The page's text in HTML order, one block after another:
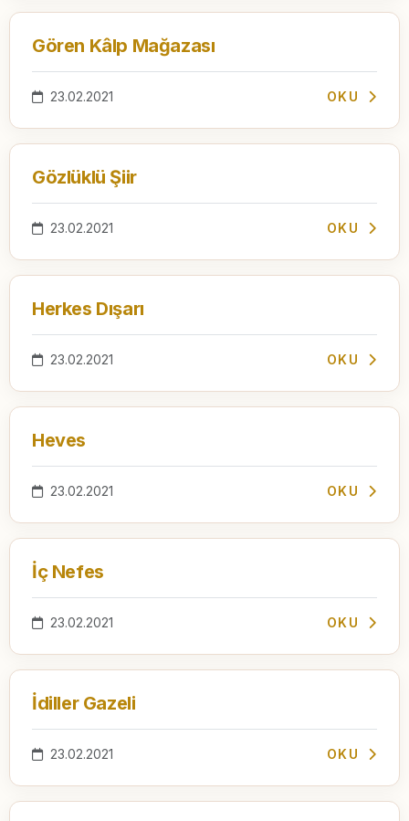
Gören Kâlp Mağazası
23.02.2021 OKU
Gözlüklü Şiir
23.02.2021 OKU
Herkes Dışarı
23.02.2021 OKU
Heves
23.02.2021 OKU
İç Nefes
23.02.2021 OKU
İdiller Gazeli
23.02.2021 OKU